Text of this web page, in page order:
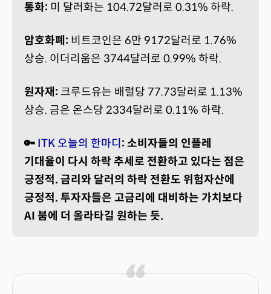
통화: 미 달러화는 104.72달러로 0.31% 하락.
암호화폐: 비트코인은 6만 9172달러로 1.76%
상승. 이더리움은 3744달러로 0.99% 하락.
원자재: 크루드유는 배럴당 77.73달러로 1.13%
상승. 금은 온스당 2334달러로 0.11% 하락.
🔑 ITK 오늘의 한마디 : 소비자들의 인플레
기대율이 다시 하락 추세로 전환하고 있다는 점은
긍정적. 금리와 달러의 하락 전환도 위험자산에
긍정적. 투자자들은 고금리에 대비하는 가치보다
AI 붐에 더 올라타길 원하는 듯.